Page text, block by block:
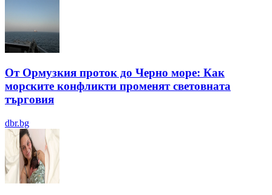
От Ормузкия проток до Черно море: Как
морските конфликти променят световната
търговия
dbr.bg